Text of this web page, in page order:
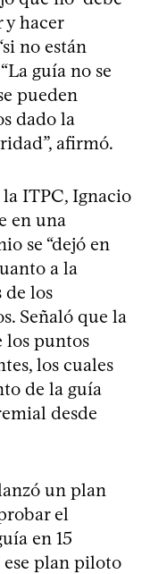
y hacer
no están
guía no se
pueden
dado la
afirmó.
ITPC, Ignacio
en una
se “dejó en
a la
de los
Señaló que la
los puntos
los cuales
de la guía
desde
un plan
el
en 15
ese plan piloto